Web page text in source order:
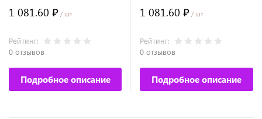
1 081.60 ₽ / шт
Рейтинг:
0 отзывов
Подробное описание
1 081.60 ₽ / шт
Рейтинг:
0 отзывов
Подробное описание